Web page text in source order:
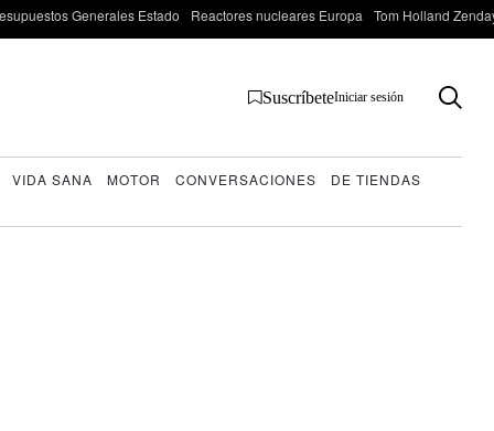
Generales Estado Reactores nucleares Europa Tom Holland
SuscríbeteIniciar sesión
VIDA SANA MOTOR CONVERSACIONES
DE TIENDAS